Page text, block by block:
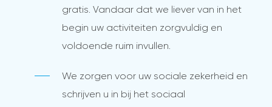
gratis. Vandaar dat we liever van in het
begin uw activiteiten zorgvuldig en
voldoende ruim invullen.
We zorgen voor uw sociale zekerheid en
schrijven u in bij het sociaal